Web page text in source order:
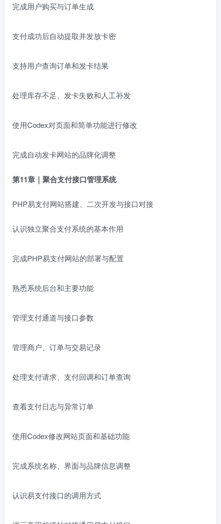
完成用户购买与订单生成
支付成功后自动提取并发放卡密
支持用户查询订单和发卡结果
处理库存不足、发卡失败和人工补发
使用Codex对页面和简单功能进行修改
完成自动发卡网站的品牌化调整
第11章｜聚合支付接口管理系统
PHP易支付网站搭建、二次开发与接口对接
认识独立聚合支付系统的基本作用
完成PHP易支付网站的部署与配置
熟悉系统后台和主要功能
管理支付通道与接口参数
管理商户、订单与交易记录
处理支付请求、支付回调和订单查询
查看支付日志与异常订单
使用Codex修改网站页面和基础功能
完成系统名称、界面与品牌信息调整
认识易支付接口的调用方式